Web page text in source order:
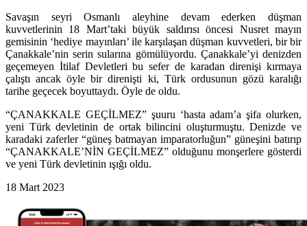
Savaşın seyri Osmanlı aleyhine devam ederken düşman
kuvvetlerinin 18 Mart’taki büyük saldırısı öncesi Nusret mayın
gemisinin ‘hediye mayınları’ ile karşılaşan düşman kuvvetleri, bir bir
Çanakkale’nin serin sularına gömülüyordu. Çanakkale’yi denizden
geçemeyen İtilaf Devletleri bu sefer de karadan direnişi kırmaya
çalıştı ancak öyle bir direnişti ki, Türk ordusunun gözü karalığı
tarihe geçecek boyuttaydı. Öyle de oldu.
“ÇANAKKALE GEÇİLMEZ” şuuru ‘hasta adam’a şifa olurken,
yeni Türk devletinin de ortak bilincini oluşturmuştu. Denizde ve
karadaki zaferler “güneş batmayan imparatorluğun” güneşini batırıp
“ÇANAKKALE’NİN GEÇİLMEZ” olduğunu monşerlere gösterdi
ve yeni Türk devletinin ışığı oldu.
18 Mart 2023